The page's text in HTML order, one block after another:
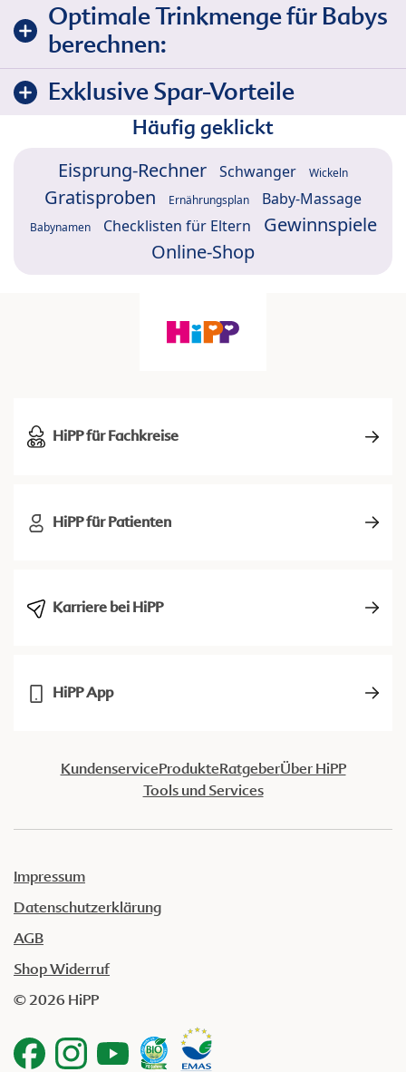
Optimale Trinkmenge für Babys
berechnen:
Exklusive Spar-Vorteile
Häufig geklickt
Eisprung-Rechner Schwanger Wickeln
Gratisproben Ernährungsplan Baby-Massage
Babynamen Checklisten für Eltern
Gewinnspiele
Online-Shop
HiPP für Fachkreise
HiPP für Patienten
Karriere bei HiPP
HiPP App
KundenserviceProdukteRatgeberÜber HiPP
Tools und Services
Impressum
Datenschutzerklärung
AGB
Shop Widerruf
© 2026 HiPP